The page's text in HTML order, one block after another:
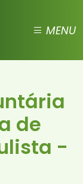
MENU
de
-